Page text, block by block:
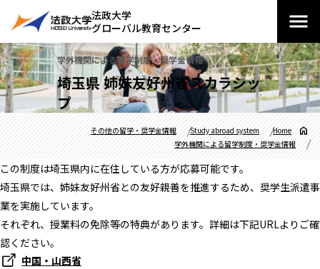
法政大学
グローバル教育センター
学外機関による留学制度・奨学金情報
埼玉県 姉妹友好州省スカラシッ
プ
Home
Study abroad system
その他の留学・奨学金情報
学外機関による留学制度・奨学金情報
この制度は埼玉県内に在住している方が応募可能です。
埼玉県では、姉妹友好州省との友好親善を推進するため、奨学生派遣事
業を実施しています。
それぞれ、授業料の免除等の特典があります。詳細は下記URLよりご確
認ください。
中国・山西省